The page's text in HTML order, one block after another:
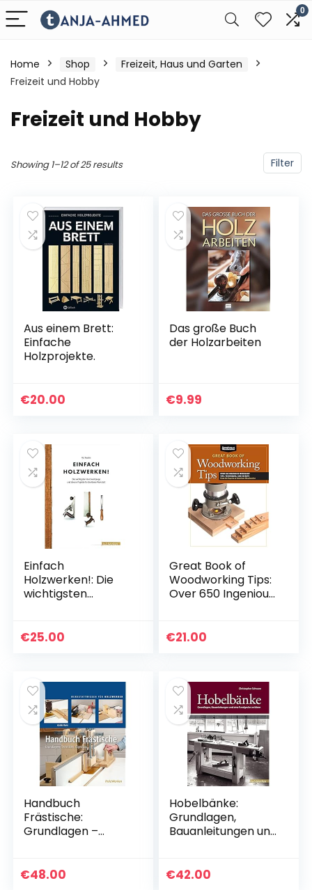
0
Home Shop
Freizeit, Haus und Garten
Freizeit und Hobby
Freizeit und Hobby
Filter
Showing 1–12 of 25 results
Aus einem Brett:
Einfache
Holzprojekte.
€20.00
Das große Buch
der Holzarbeiten
€9.99
Einfach
Holzwerken!: Die
wichtigsten
Projekte für die
€25.00
Great Book of
Woodworking Tips:
Over 650 Ingenious
Secrets from the
€21.00
Handbuch
Frästische:
Grundlagen –
€48.00
Hobelbänke:
Grundlagen,
Bauanleitungen und
(HolzWerken)
€42.00